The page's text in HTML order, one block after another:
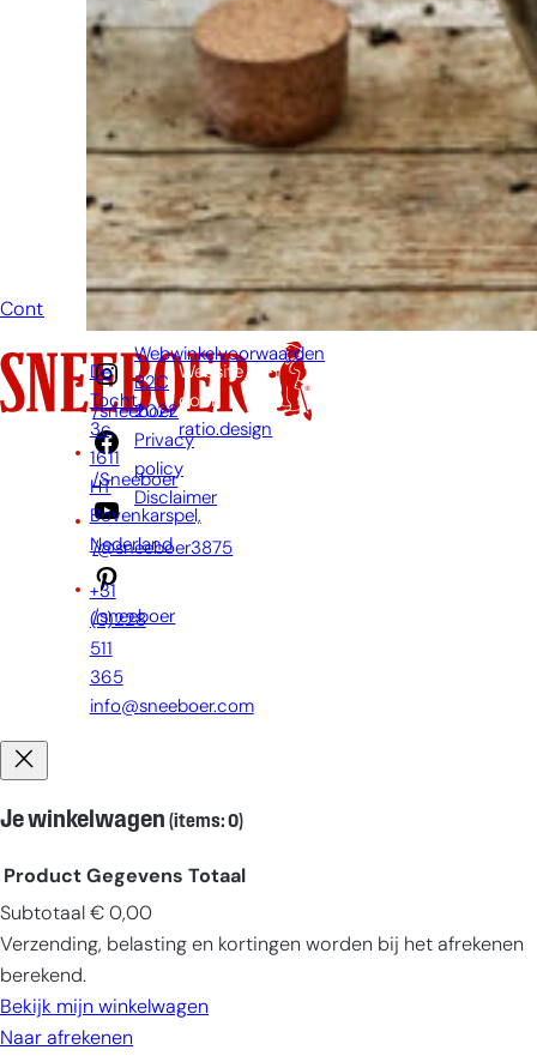
wanneer je een
Dan zullen wij
mogelijk jouw
beantwoorden.
Contact
/sneeboer
/Sneeboer
/@sneeboer3875
/sneeboer
De
Tocht
3c,
1611
HT
Bovenkarspel,
Nederland
+31
(0)228
511
365
info@sneeboer.com
Webwinkelvoorwaarden
B2C
2022
Privacy
policy
Disclaimer
Website
door:
ratio.design
Je winkelwagen (items: 0)
Producten
in
winkelwagen
Product Gegevens Totaal
Subtotaal € 0,00
Verzending, belasting en kortingen worden bij het afrekenen
berekend.
Bekijk mijn winkelwagen
Naar afrekenen